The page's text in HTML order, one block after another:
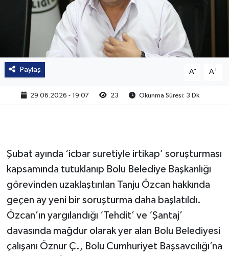
Paylaş A- A+
29.06.2026 - 19:07 23 Okunma Süresi: 3 Dk
Şubat ayında ‘icbar suretiyle irtikap’ soruşturması
kapsamında tutuklanıp Bolu Belediye Başkanlığı
görevinden uzaklaştırılan Tanju Özcan hakkında
geçen ay yeni bir soruşturma daha başlatıldı.
Özcan’ın yargılandığı ‘Tehdit’ ve ‘Şantaj’
davasında mağdur olarak yer alan Bolu Belediyesi
çalışanı Öznur Ç., Bolu Cumhuriyet Başsavcılığı’na